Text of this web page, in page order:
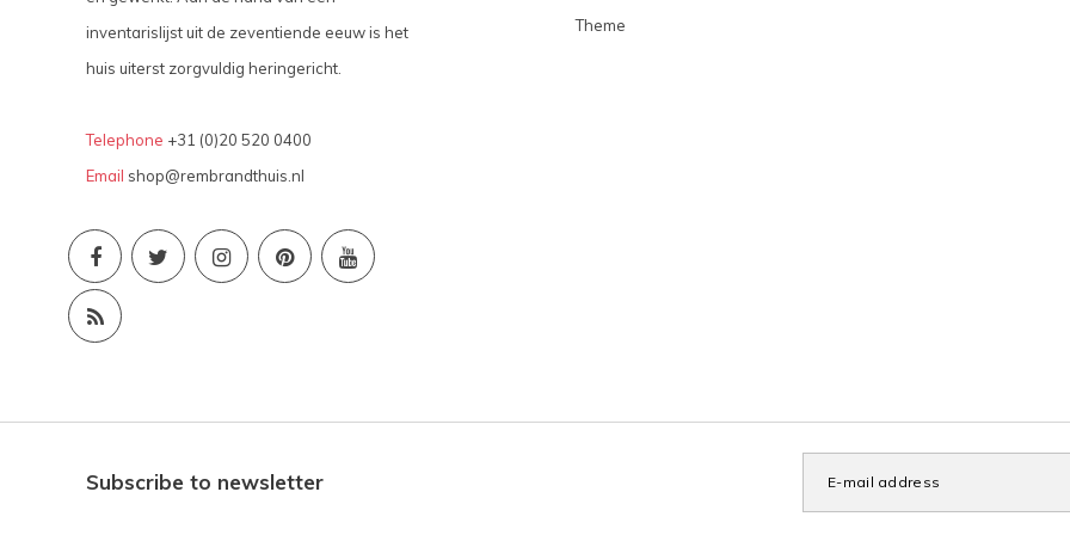
inventarislijst uit de zeventiende eeuw is het
huis uiterst zorgvuldig heringericht.
Telephone +31 (0)20 520 0400
Email shop@rembrandthuis.nl
Theme
Subscribe to newsletter